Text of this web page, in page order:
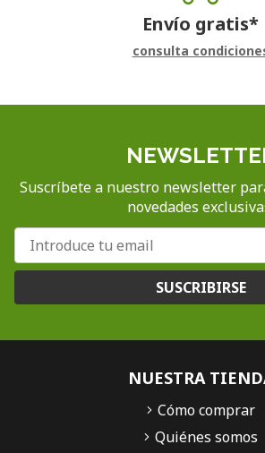
Envío gratis*
consulta
Suscríbete a nuestro newsletter
novedades
SUSCRIBIRSE
NUESTRA
Cómo comprar
Quiénes somos